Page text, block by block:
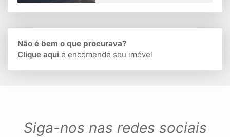
Não é bem o que procurava?
Clique aqui e encomende seu imóvel
Siga-nos nas redes sociais